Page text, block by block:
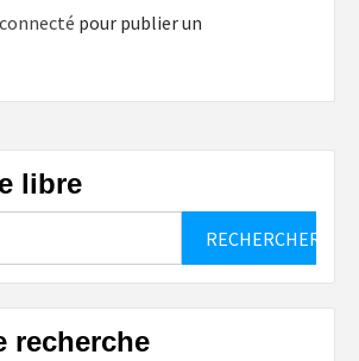
pour publier un
libre
recherche